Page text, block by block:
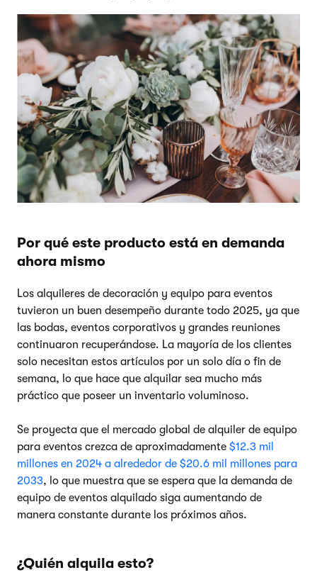
Por qué este producto está en demanda
ahora mismo
Los alquileres de decoración y equipo para eventos
tuvieron un buen desempeño durante todo 2025, ya que
las bodas, eventos corporativos y grandes reuniones
continuaron recuperándose. La mayoría de los clientes
solo necesitan estos artículos por un solo día o fin de
semana, lo que hace que alquilar sea mucho más
práctico que poseer un inventario voluminoso.
Se proyecta que el mercado global de alquiler de equipo
para eventos crezca de aproximadamente $12.3 mil
millones en 2024 a alrededor de $20.6 mil millones para
2033, lo que muestra que se espera que la demanda de
equipo de eventos alquilado siga aumentando de
manera constante durante los próximos años.
¿Quién alquila esto?